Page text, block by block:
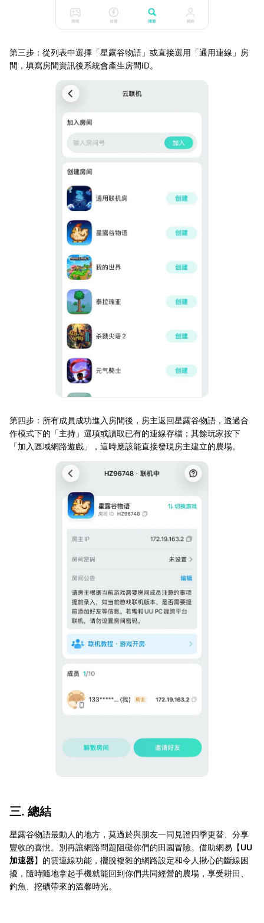
第三步：從列表中選擇「星露谷物語」或直接選用「通用連線」房
間，填寫房間資訊後系統會產生房間ID。
第四步：所有成員成功進入房間後，房主返回星露谷物語，透過合
作模式下的「主持」選項或讀取已有的連線存檔；其餘玩家按下
「加入區域網路遊戲」，這時應該能直接發現房主建立的農場。
三. 總結
星露谷物語最動人的地方，莫過於與朋友一同見證四季更替、分享
豐收的喜悅。別再讓網路問題阻礙你們的田園冒險。借助網易【UU
加速器】的雲連線功能，擺脫複雜的網路設定和令人揪心的斷線困
擾，隨時隨地拿起手機就能回到你們共同經營的農場，享受耕田、
釣魚、挖礦帶來的溫馨時光。